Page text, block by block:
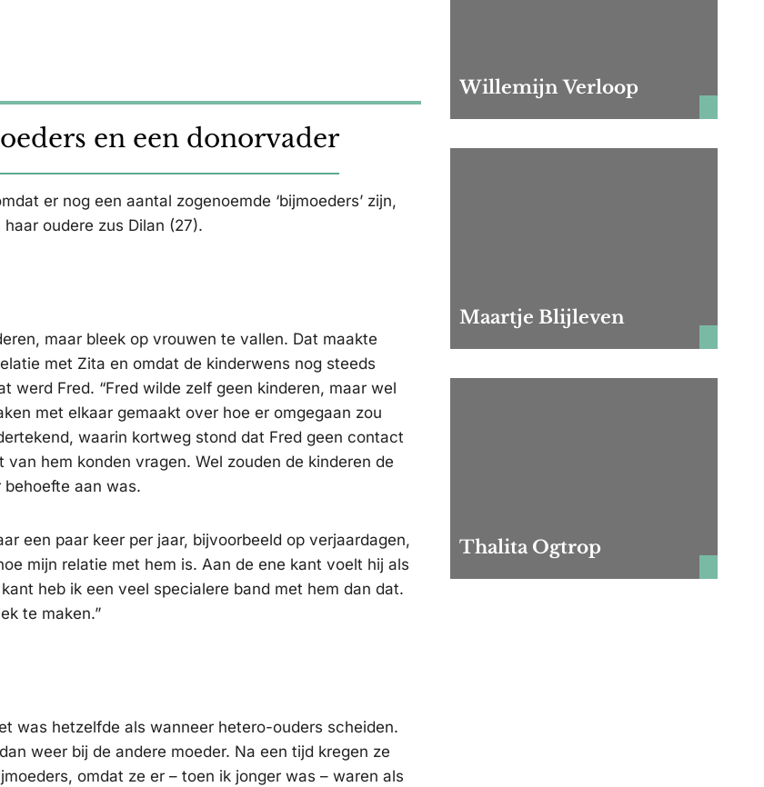
en een donorvader
er nog een aantal zogenoemde ‘bijmoeders’ zijn,
oudere zus Dilan (27).
maar bleek op vrouwen te vallen. Dat maakte
met Zita en omdat de kinderwens nog steeds
werd Fred. “Fred wilde zelf geen kinderen, maar wel
met elkaar gemaakt over hoe er omgegaan zou
waarin kortweg stond dat Fred geen contact
hem konden vragen. Wel zouden de kinderen de
aan was.
een paar keer per jaar, bijvoorbeeld op verjaardagen,
mijn relatie met hem is. Aan de ene kant voelt hij als
heb ik een veel specialere band met hem dan dat.
te maken.”
was hetzelfde als wanneer hetero-ouders scheiden.
weer bij de andere moeder. Na een tijd kregen ze
omdat ze er – toen ik jonger was – waren als
Willemijn Verloop
Maartje Blijleven
Thalita Ogtrop